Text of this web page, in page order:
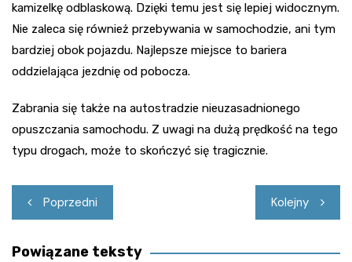
kamizelkę odblaskową. Dzięki temu jest się lepiej widocznym.
Nie zaleca się również przebywania w samochodzie, ani tym
bardziej obok pojazdu. Najlepsze miejsce to bariera
oddzielająca jezdnię od pobocza.
Zabrania się także na autostradzie nieuzasadnionego
opuszczania samochodu. Z uwagi na dużą prędkość na tego
typu drogach, może to skończyć się tragicznie.
Nawigacja
wpisu
Poprzedni Kolejny
Powiązane teksty